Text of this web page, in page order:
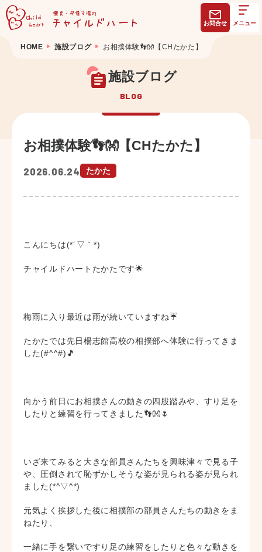
お問合せ メニュー
HOME 施設ブログ お相撲体験👣👐【CHたかた】
施設ブログ
BLOG
お相撲体験👣👐【CHたかた】
2026.06.24 たかた
こんにちは(*´▽｀*)
チャイルドハートたかたです🌟
梅雨に入り最近は雨が続いていますね☔
たかたでは先日楊志館高校の相撲部へ体験に行ってきま
した(#^^#)🎵
向かう前日にお相撲さんの動きの四股踏みや、すり足を
したりと練習を行ってきました👣👐🌷
いざ来てみると大きな部員さんたちを興味津々で見る子
や、圧倒されて恥ずかしそうな姿が見られる姿が見られ
ました(*^▽^*)
元気よく挨拶した後に相撲部の部員さんたちの動きをま
ねたり、
一緒に手を繋いですり足の練習をしたりと色々な動きを